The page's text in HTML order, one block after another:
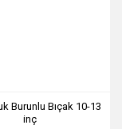
Burunlu Bıçak 10-13
inç